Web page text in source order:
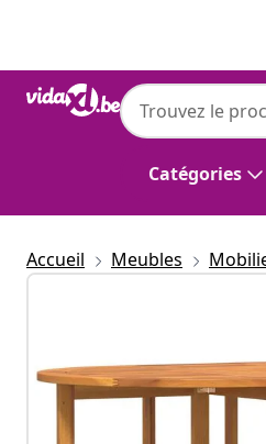
Catégories
Accueil Meubles